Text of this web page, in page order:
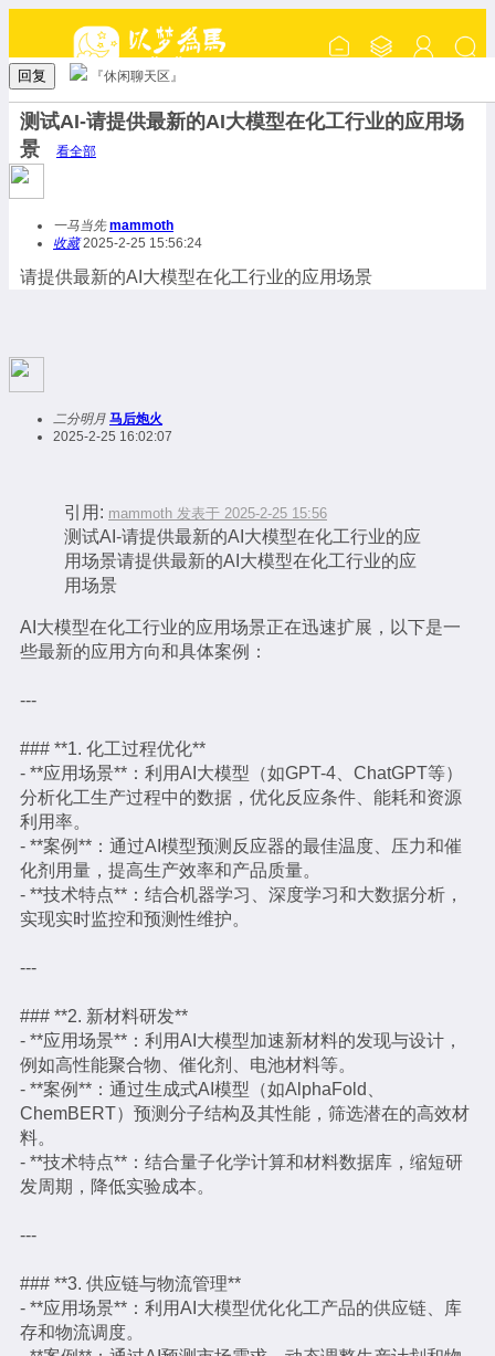
回复 『休闲聊天区』
测试AI-请提供最新的AI大模型在化工行业的应用场
景
看全部
一马当先 mammoth
收藏2025-2-25 15:56:24
请提供最新的AI大模型在化工行业的应用场景
二分明月 马后炮火
2025-2-25 16:02:07
引用: mammoth 发表于 2025-2-25 15:56
测试AI-请提供最新的AI大模型在化工行业的应
用场景请提供最新的AI大模型在化工行业的应
用场景
AI大模型在化工行业的应用场景正在迅速扩展，以下是一
些最新的应用方向和具体案例：
---
### **1. 化工过程优化**
- **应用场景**：利用AI大模型（如GPT-4、ChatGPT等）
分析化工生产过程中的数据，优化反应条件、能耗和资源
利用率。
- **案例**：通过AI模型预测反应器的最佳温度、压力和催
化剂用量，提高生产效率和产品质量。
- **技术特点**：结合机器学习、深度学习和大数据分析，
实现实时监控和预测性维护。
---
### **2. 新材料研发**
- **应用场景**：利用AI大模型加速新材料的发现与设计，
例如高性能聚合物、催化剂、电池材料等。
- **案例**：通过生成式AI模型（如AlphaFold、
ChemBERT）预测分子结构及其性能，筛选潜在的高效材
料。
- **技术特点**：结合量子化学计算和材料数据库，缩短研
发周期，降低实验成本。
---
### **3. 供应链与物流管理**
- **应用场景**：利用AI大模型优化化工产品的供应链、库
存和物流调度。